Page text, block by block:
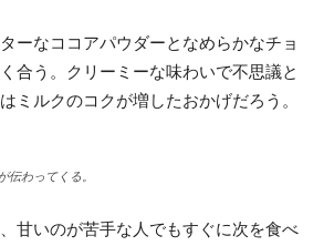
ーなココアパウダーとなめらかなチョ
合う。クリーミーな味わいで不思議と
ミルクのコクが増したおかげだろう。
伝わってくる。
甘いのが苦手な人でもすぐに次を食べ